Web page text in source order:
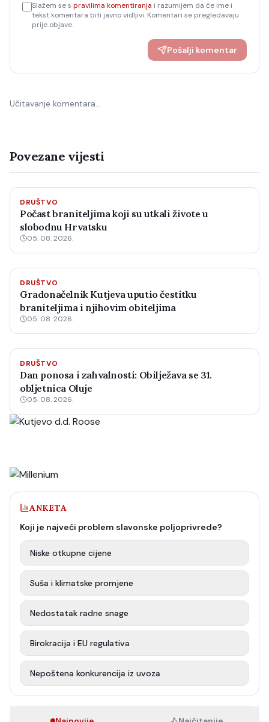
Slažem se s pravilima komentiranja i razumijem da će ime i
tekst komentara biti javno vidljivi. Komentari se pregledavaju
prije objave.
Pošalji komentar
Učitavanje komentara…
Povezane vijesti
DRUŠTVO
Počast braniteljima koji su utkali živote u
slobodnu Hrvatsku
05. 08. 2026.
DRUŠTVO
Gradonačelnik Kutjeva uputio čestitku
braniteljima i njihovim obiteljima
05. 08. 2026.
DRUŠTVO
Dan ponosa i zahvalnosti: Obilježava se 31.
obljetnica Oluje
05. 08. 2026.
ANKETA
Koji je najveći problem slavonske poljoprivrede?
Niske otkupne cijene
Suša i klimatske promjene
Nedostatak radne snage
Birokracija i EU regulativa
Nepoštena konkurencija iz uvoza